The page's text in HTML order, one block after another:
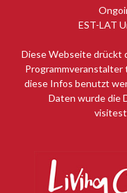
EST-LAT
Diese Webseite drückt
diese Infos benutzt
Daten wurde die